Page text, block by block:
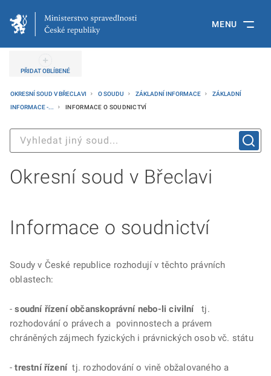
MENU
PŘIDAT OBLÍBENÉ
OKRESNÍ SOUD V BŘECLAVI O SOUDU ZÁKLADNÍ INFORMACE
ZÁKLADNÍ
INFORMACE -...
INFORMACE O SOUDNICTVÍ
Okresní soud v Břeclavi
Informace o soudnictví
Soudy v České republice rozhodují v těchto právních
oblastech:
-soudní řízení občanskoprávní nebo-li civilní
tj.
rozhodování o právech a povinnostech a právem
chráněných zájmech fyzických i právnických osob vč. státu
-trestní řízení tj. rozhodování o vině obžalovaného a